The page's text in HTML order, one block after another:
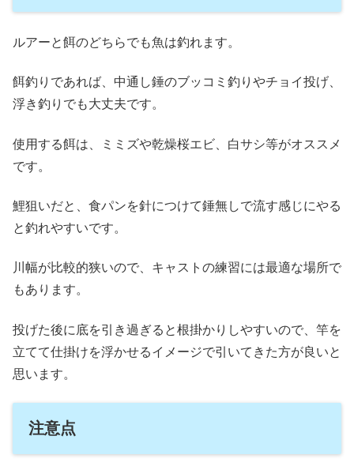
ルアーと餌のどちらでも魚は釣れます。
餌釣りであれば、中通し錘のブッコミ釣りやチョイ投げ、
浮き釣りでも大丈夫です。
使用する餌は、ミミズや乾燥桜エビ、白サシ等がオススメ
です。
鯉狙いだと、食パンを針につけて錘無しで流す感じにやる
と釣れやすいです。
川幅が比較的狭いので、キャストの練習には最適な場所で
もあります。
投げた後に底を引き過ぎると根掛かりしやすいので、竿を
立てて仕掛けを浮かせるイメージで引いてきた方が良いと
思います。
注意点